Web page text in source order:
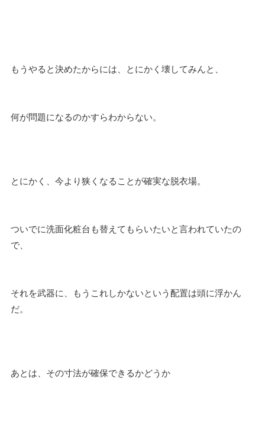
もうやると決めたからには、とにかく壊してみんと、
何が問題になるのかすらわからない。
とにかく、今より狭くなることが確実な脱衣場。
ついでに洗面化粧台も替えてもらいたいと言われていたの
で、
それを武器に、もうこれしかないという配置は頭に浮かん
だ。
あとは、その寸法が確保できるかどうか